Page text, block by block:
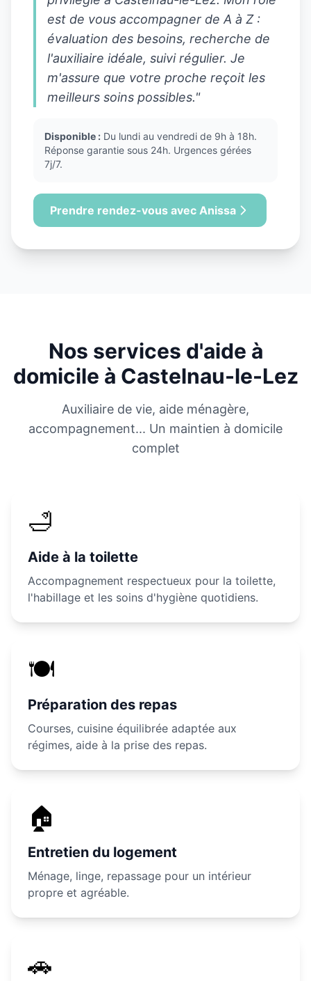
est de vous accompagner de A à Z :
évaluation des besoins, recherche de
l'auxiliaire idéale, suivi régulier. Je
m'assure que votre proche reçoit les
meilleurs soins possibles."
Disponible : Du lundi au vendredi de 9h à 18h.
Réponse garantie sous 24h. Urgences gérées
7j/7.
Prendre rendez-vous avec Anissa
Nos services d'aide à
domicile à Castelnau-le-Lez
Auxiliaire de vie, aide ménagère,
accompagnement... Un maintien à domicile
complet
🛁
Aide à la toilette
Accompagnement respectueux pour la toilette,
l'habillage et les soins d'hygiène quotidiens.
🍽️
Préparation des repas
Courses, cuisine équilibrée adaptée aux
régimes, aide à la prise des repas.
🏠
Entretien du logement
Ménage, linge, repassage pour un intérieur
propre et agréable.
🚗